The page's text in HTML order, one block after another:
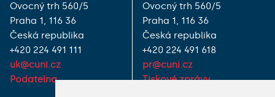
Ovocný trh 560/5
Praha 1, 116 36
Česká republika
+420 224 491 111
uk@cuni.cz
Podatelna
Ovocný trh 560/5
Praha 1, 116 36
Česká republika
+420 224 491 618
pr@cuni.cz
Tiskové zprávy